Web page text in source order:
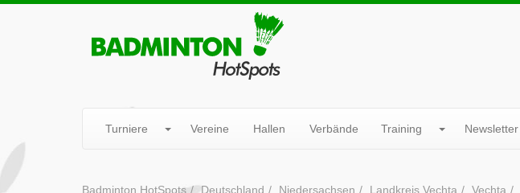
Turniere Vereine Hallen Verbände Training Newsletter
Badminton HotSpots Deutschland Niedersachsen Landkreis Vechta Vechta